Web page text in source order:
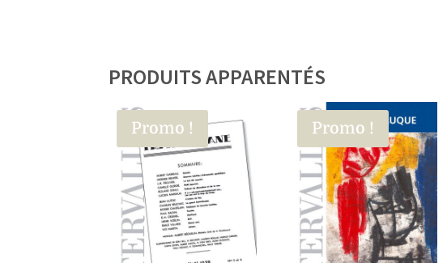
PRODUITS APPARENTÉS
Promo ! Promo !